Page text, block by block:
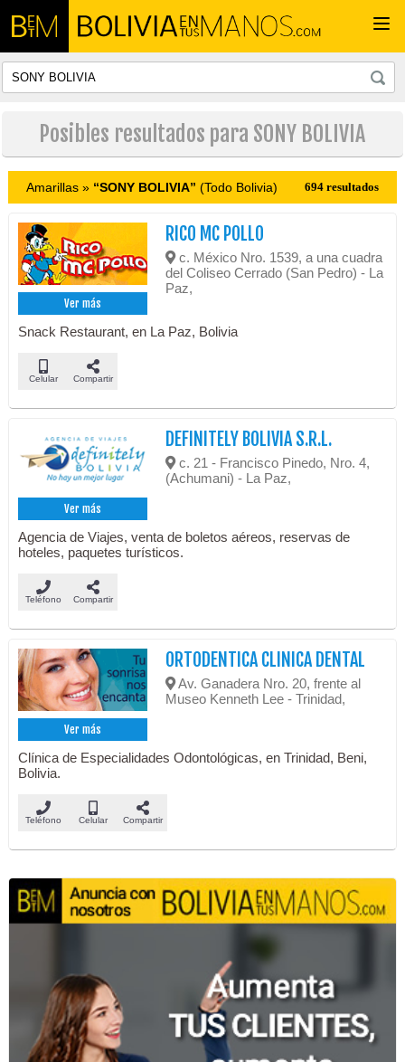
Posibles resultados para SONY BOLIVIA
Amarillas » “SONY BOLIVIA” (Todo Bolivia) 694 resultados
Ver más
RICO MC POLLO
c. México Nro. 1539, a una cuadra
del Coliseo Cerrado (San Pedro) - La
Paz,
Snack Restaurant, en La Paz, Bolivia
Celular Compartir
Ver más
DEFINITELY BOLIVIA S.R.L.
c. 21 - Francisco Pinedo, Nro. 4,
(Achumani) - La Paz,
Agencia de Viajes, venta de boletos aéreos, reservas de
hoteles, paquetes turísticos.
Teléfono Compartir
Ver más
ORTODENTICA CLINICA DENTAL
Av. Ganadera Nro. 20, frente al
Museo Kenneth Lee - Trinidad,
Clínica de Especialidades Odontológicas, en Trinidad, Beni,
Bolivia.
Teléfono Celular Compartir